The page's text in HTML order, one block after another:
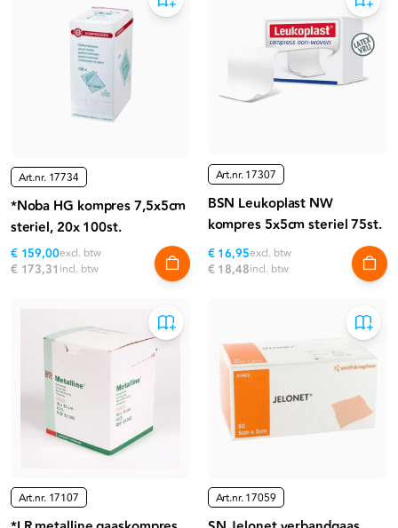
Art.nr. 17734
*Noba HG kompres 7,5x5cm
steriel, 20x 100st.
€ 159,00excl. btw
€ 173,31 incl. btw
Art.nr.17307
BSN Leukoplast NW
kompres 5x5cm steriel 75st.
€ 16,95excl. btw
€ 18,48incl. btw
Art.nr. 17107 Art.nr.17059